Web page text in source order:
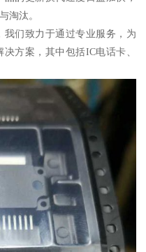
淘汰。
们致力于通过专业服务，为
方案，其中包括IC电话卡、